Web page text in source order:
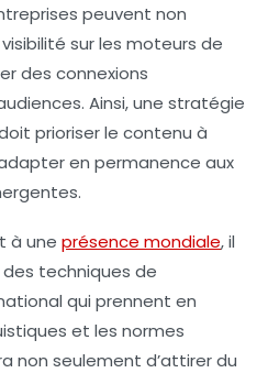
peuvent non
visibilité sur les moteurs de
des connexions
Ainsi, une stratégie
prioriser le contenu à
en permanence aux
à une présence mondiale, il
des techniques de
qui prennent en
et les normes
non seulement d’attirer du